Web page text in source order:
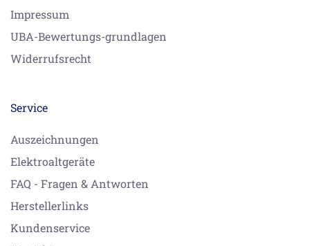
Impressum
UBA-Bewertungs-grundlagen
Widerrufsrecht
Service
Auszeichnungen
Elektroaltgeräte
FAQ - Fragen & Antworten
Herstellerlinks
Kundenservice